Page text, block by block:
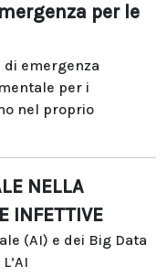
per le
emergenza
per i
nel proprio
NELLA
INFETTIVE
(AI) e dei Big Data